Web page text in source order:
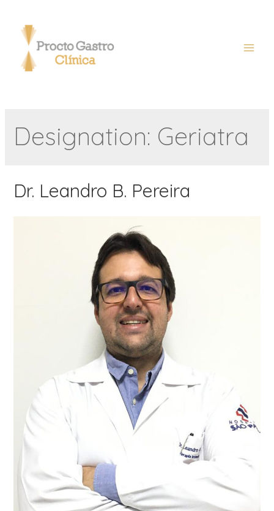
Designation: Geriatra
Dr. Leandro B. Pereira